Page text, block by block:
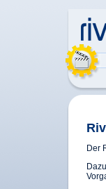
Der